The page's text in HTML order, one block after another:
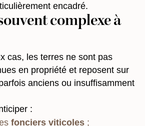
encadré.
complexe à
cas, les terres ne sont pas
en propriété et reposent sur
anciens ou insuffisamment
:
fonciers viticoles ;